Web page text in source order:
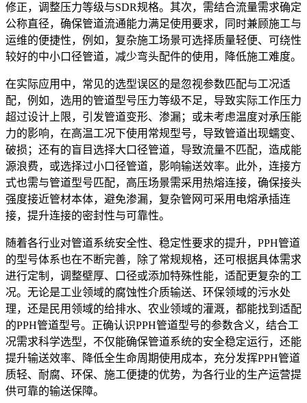
修正，调整压力等级与SDR规格。其次，需结合流量需求确定
公称直径，确保管道流通能力满足使用要求，同时兼顾施工与
运维的便捷性，例如，复杂施工场景可选择质量轻便、可绕性
较好的中小口径管道，减少弯头配件的使用，降低施工难度。
在实际应用中，常见的选型误区的是忽视参数匹配与工况适
配，例如，选用的管道型号压力等级不足，导致实际工作压力
超过设计上限，引发管道变形、渗漏；或未考虑温度对承压能
力的影响，在高温工况下使用常规型号，导致管道出现蠕变、
破损；还有的盲目选择大口径管道，导致流量不匹配，造成能
源浪费，或选择过小口径管道，影响输送效率。此外，连接方
式也需与管道型号匹配，高压场景需采用热熔连接，确保接头
强度接近管材本体，避免渗漏，复杂管网可采用电熔承插连
接，提升连接的密封性与可靠性。
随着各行业对管道系统安全性、稳定性要求的提升，PPH管道
的型号体系也在不断完善，除了常规规格，还可根据具体需求
进行定制，调整壁厚、口径或添加特殊性能，适配更复杂的工
况。无论是工业领域的腐蚀性介质输送、环保领域的污水处
理，还是民用领域的给排水、农业领域的灌溉，都能找到适配
的PPH管道型号。正确认识PPH管道型号的参数含义，结合工
况需求科学选型，不仅能确保管道系统的安全稳定运行，还能
提升输送效率、降低全生命周期使用成本，充分发挥PPH管道
质轻、耐腐、环保、施工便捷的优势，为各行业的生产运营提
供可靠的输送保障。